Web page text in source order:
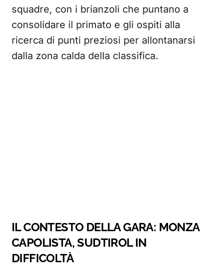
squadre, con i brianzoli che puntano a
consolidare il primato e gli ospiti alla
ricerca di punti preziosi per allontanarsi
dalla zona calda della classifica.
IL CONTESTO DELLA GARA: MONZA
CAPOLISTA, SUDTIROL IN
DIFFICOLTÀ